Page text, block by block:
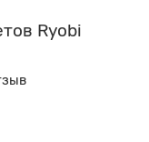
Ryobi